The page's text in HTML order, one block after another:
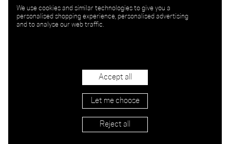
We use cookies and similar technologies to give you a
personalised shopping experience, personalised advertising
and to analyse our web traffic.
Let me choose
Reject all
Accept all